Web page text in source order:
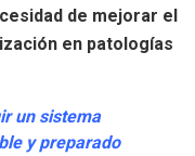
de mejorar el
en patologías
un sistema
y preparado